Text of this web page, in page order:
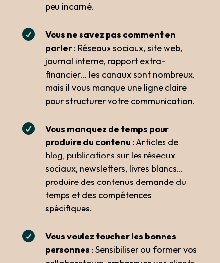
peu incarné.

Vous ne savez pas comment en
parler: Réseaux sociaux, site web,
journal interne, rapport extra-
financier… les canaux sont nombreux,
mais il vous manque une ligne claire
pour structurer votre communication.

Vous manquez de temps pour
produire du contenu : Articles de
blog, publications sur les réseaux
sociaux, newsletters, livres blancs…
produire des contenus demande du
temps et des compétences
spécifiques.

Vous voulez toucher les bonnes
personnes : Sensibiliser ou former vos